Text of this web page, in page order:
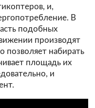
и,
В
подобных
производят
позволяет набирать
площадь их
и